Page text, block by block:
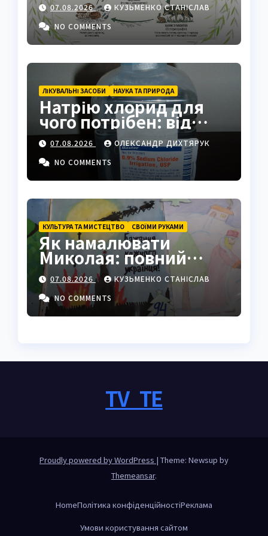
07.08.2026
КУЗЬМЕНКО СТАНІСЛАВ
NO COMMENTS
ЛІКУВАЛЬНІ ЗАСОБИ НАУКА ТА ПРИРОДА
Натрію хлорид для
чого потрібен: від
фізрозчину до
промисловості
07.08.2026
ОЛЕКСАНДР ДИХТЯРУК
NO COMMENTS
КУЛЬТУРА ТА МИСТЕЦТВО СВОЇМИ РУКАМИ
Як намалювати
Миколая: повний
покроковий гайд з
секретами майстрів
07.08.2026
КУЗЬМЕНКО СТАНІСЛАВ
NO COMMENTS
TV_TE
Proudly powered by WordPress | Theme: Newsup by
Themeansar.
HomeПолітика конфіденційностіРеклама
Умови користування сайтом